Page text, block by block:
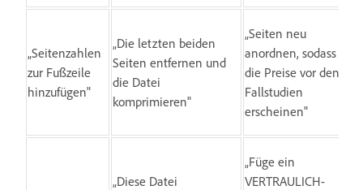
„Seitenzahlen
zur Fußzeile
hinzufügen"
„Die letzten beiden
Seiten entfernen und
die Datei
komprimieren"
„Seiten neu
anordnen, sodass
die Preise vor den
Fallstudien
erscheinen"
„Diese Datei
„Füge ein
VERTRAULICH-